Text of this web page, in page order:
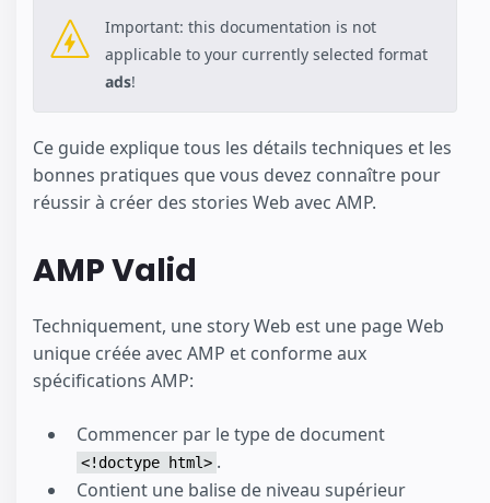
Important: this documentation is not
applicable to your currently selected format
ads!
Ce guide explique tous les détails techniques et les
bonnes pratiques que vous devez connaître pour
réussir à créer des stories Web avec AMP.
AMP Valid
Techniquement, une story Web est une page Web
unique créée avec AMP et conforme aux
spécifications AMP:
Commencer par le type de document
<!doctype html> .
Contient une balise de niveau supérieur